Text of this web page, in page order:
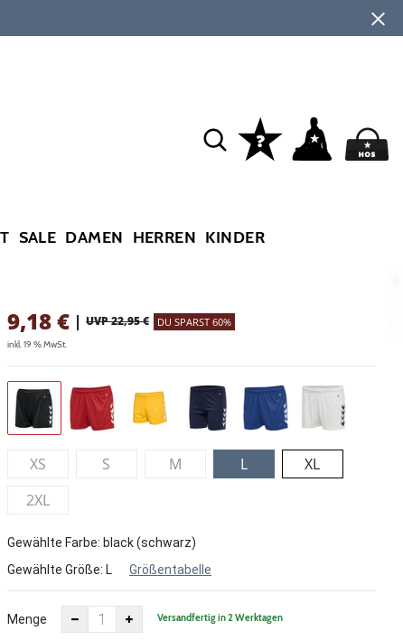
SALE DAMEN HERREN KINDER
9,18€ | UVP 22,95 € DU SPARST 60%
inkl. 19 % MwSt.
XS S M L
XL
2XL
Gewählte Farbe: black (schwarz)
Gewählte Größe: L Größentabelle
Menge Versandfertig in 2 Werktagen